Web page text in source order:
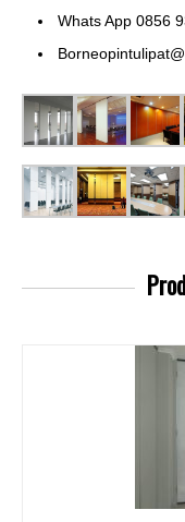
Whats App 0856